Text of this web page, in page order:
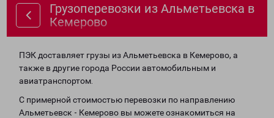
Грузоперевозки из Альметьевска в
Кемерово
ПЭК доставляет грузы из Альметьевска в Кемерово, а
также в другие города России автомобильным и
авиатранспортом.
С примерной стоимостью перевозки по направлению
Альметьевск - Кемерово вы можете ознакомиться на